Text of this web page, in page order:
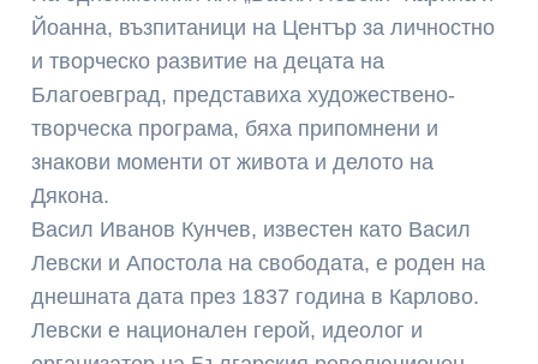
Йоанна, възпитаници на Център за личностно
и творческо развитие на децата на
Благоевград, представиха художествено-
творческа програма, бяха припомнени и
знакови моменти от живота и делото на
Дякона.
Васил Иванов Кунчев, известен като Васил
Левски и Апостола на свободата, е роден на
днешната дата през 1837 година в Карлово.
Левски е национален герой, идеолог и